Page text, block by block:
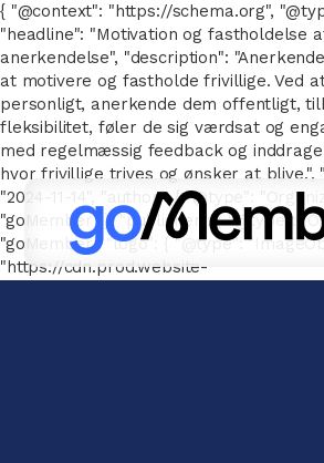
{ "@context": "https://schema.org",
"headline": "Motivation og fastholdelse
anerkendelse", "description":
at motivere og fastholde frivillige. Ved
personligt, anerkende dem offentligt,
fleksibilitet, føler de sig værdsat og
med regelmæssig feedback og
hvor frivillige trives og ønsker at blive.",
"2024-11-14", "author": { "@type":
"goMember" }, "publisher": { "@type":
"goMember", "logo": { "@type":
"https://cdn.prod.website-